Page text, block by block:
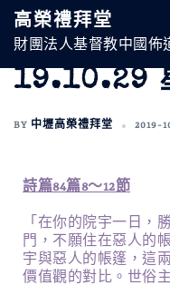
高榮禮拜堂
財團法人基督教中國佈
19.10.29
BY 中壢高榮禮拜堂 2019-
詩篇84篇8～12節
「在你的院宇一日，
門，不願住在惡人的
宇與惡人的帳篷，這
價值觀的對比。世俗